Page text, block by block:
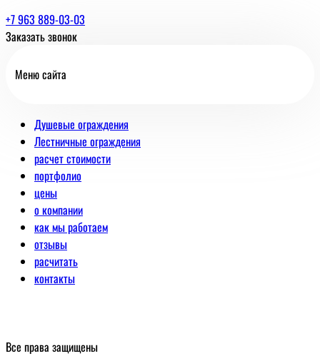
+7 963 889-03-03
Заказать звонок
Меню сайта
Душевые ограждения
Лестничные ограждения
расчет стоимости
портфолио
цены
о компании
как мы работаем
отзывы
расчитать
контакты
Все права защищены